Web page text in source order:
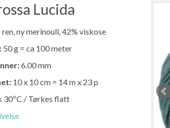
Lucida
ren, ny merinoull, 42% viskose
50 g = ca 100 meter
6.00 mm
10 x 10 cm = 14 m x 23 p
30ºC / Tørkes flatt